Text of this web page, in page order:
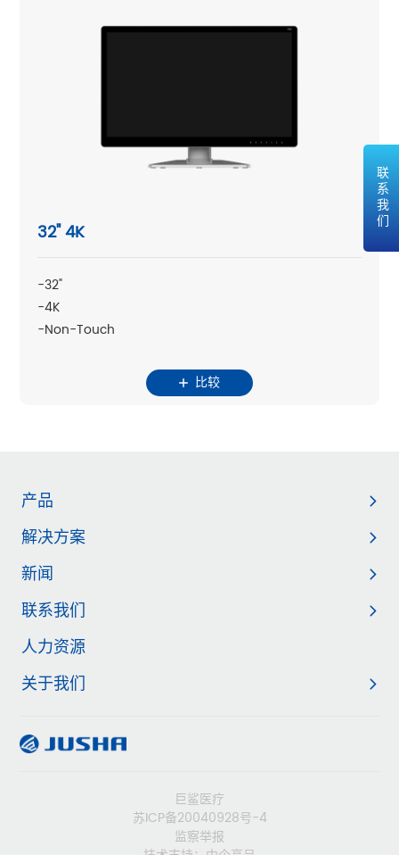
32" 4K
-32"
-4K
-Non-Touch
比较
联系我们
产品
解决方案
新闻
联系我们
人力资源
关于我们
巨鲨医疗
苏ICP备20040928号-4
监察举报